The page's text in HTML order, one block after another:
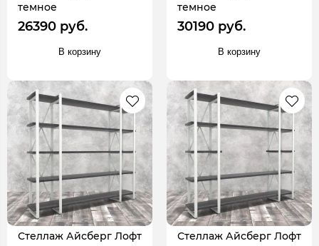
темное
26390 руб.
В корзину
темное
30190 руб.
В корзину
Стеллаж Айсберг Лофт Стеллаж Айсберг Лофт